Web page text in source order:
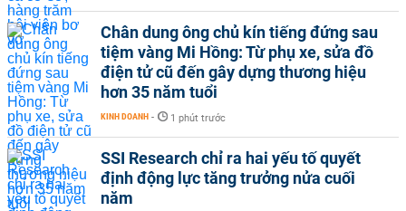
Chân dung ông chủ kín tiếng đứng sau
tiệm vàng Mi Hồng: Từ phụ xe, sửa đồ
điện tử cũ đến gây dựng thương hiệu
hơn 35 năm tuổi
KINH DOANH - 1 phút trước
SSI Research chỉ ra hai yếu tố quyết
định động lực tăng trưởng nửa cuối
năm